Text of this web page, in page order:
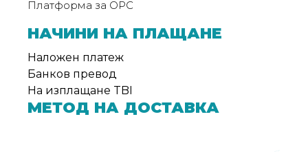
Платформа за ОРС
НАЧИНИ НА ПЛАЩАНЕ
Наложен платеж
Банков превод
На изплащане TBI
МЕТОД НА ДОСТАВКА